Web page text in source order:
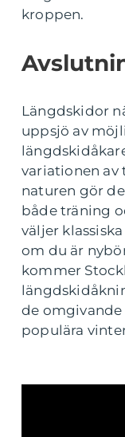
kroppen.
Längdskidor
uppsjö av
variationen av
naturen gör
både träning
väljer
om du är
kommer
de omgivande
populära